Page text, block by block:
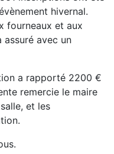
hivernal.
fourneaux et aux
assuré avec un
a rapporté 2200 €
remercie le maire
et les